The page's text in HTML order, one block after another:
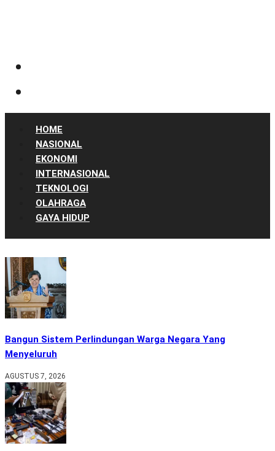
HOME
NASIONAL
EKONOMI
INTERNASIONAL
TEKNOLOGI
OLAHRAGA
GAYA HIDUP
Bangun Sistem Perlindungan Warga Negara Yang
Menyeluruh
AGUSTUS 7, 2026